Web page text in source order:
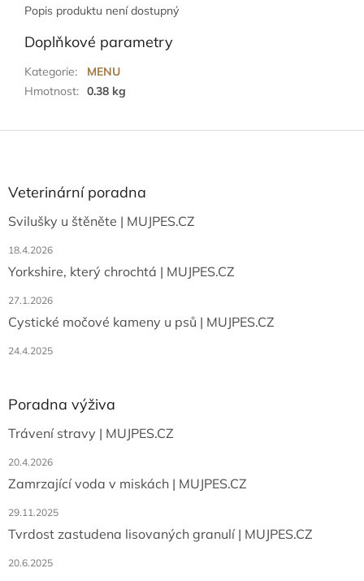
Popis produktu není dostupný
Doplňkové parametry
Kategorie:
MENU
Hmotnost: 0.38 kg
aVeterinární poradna
Svilušky u štěněte | MUJPES.CZ
18.4.2026
Yorkshire, který chrochtá | MUJPES.CZ
27.1.2026
Cystické močové kameny u psů | MUJPES.CZ
24.4.2025
Poradna výživa
Trávení stravy | MUJPES.CZ
20.4.2026
Zamrzající voda v miskách | MUJPES.CZ
29.11.2025
Tvrdost zastudena lisovaných granulí | MUJPES.CZ
20.6.2025